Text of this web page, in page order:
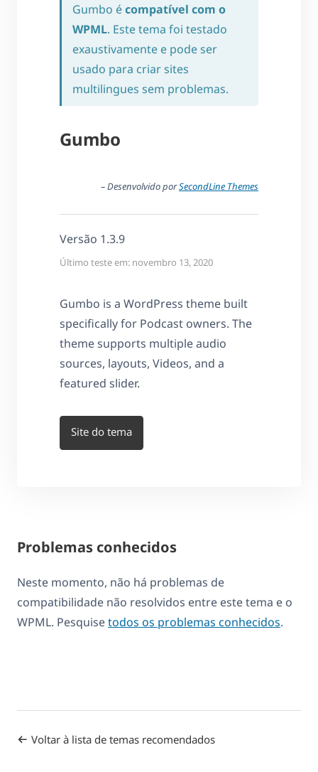
Gumbo écompatível com o
WPML. Este tema foi testado
exaustivamente e pode ser
usado para criar sites
multilingues sem problemas.
Gumbo
– Desenvolvido porSecondLine Themes
Versão 1.3.9
Último teste em: novembro 13, 2020
Gumbo is a WordPress theme built
specifically for Podcast owners. The
theme supports multiple audio
sources, layouts, Videos, and a
featured slider.
Site do tema
Problemas conhecidos
Neste momento, não há problemas de
compatibilidade não resolvidos entre este tema e o
WPML. Pesquisetodos os problemas conhecidos.
Voltar à lista de temas recomendados